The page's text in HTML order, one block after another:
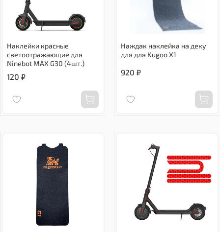
Наклейки красные
светоотражающие для
Ninebot MAX G30 (4шт.)
120 ₽
Наждак наклейка на деку
для для Kugoo X1
920 ₽